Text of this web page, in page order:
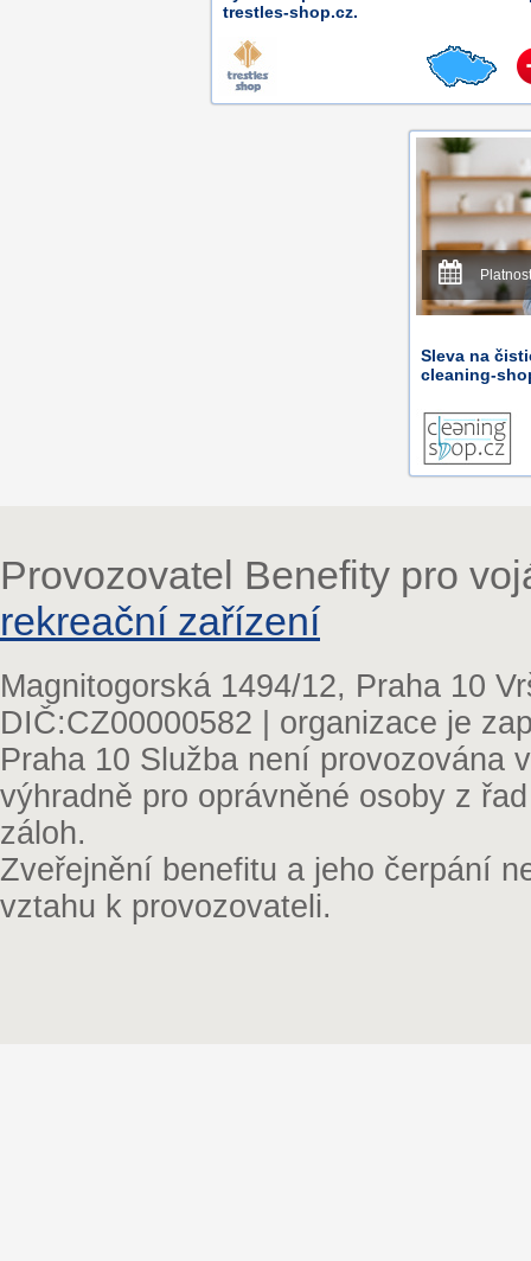
trestles-shop.cz.
Sleva na
cleaning-
Provozovatel Benefity pro
rekreační zařízení
Magnitogorská 1494/12, Praha 10
DIČ:CZ00000582 | organizace je
Praha 10 Služba není provozována
výhradně pro oprávněné osoby z
záloh.
Zveřejnění benefitu a jeho čerpání
vztahu k provozovateli.